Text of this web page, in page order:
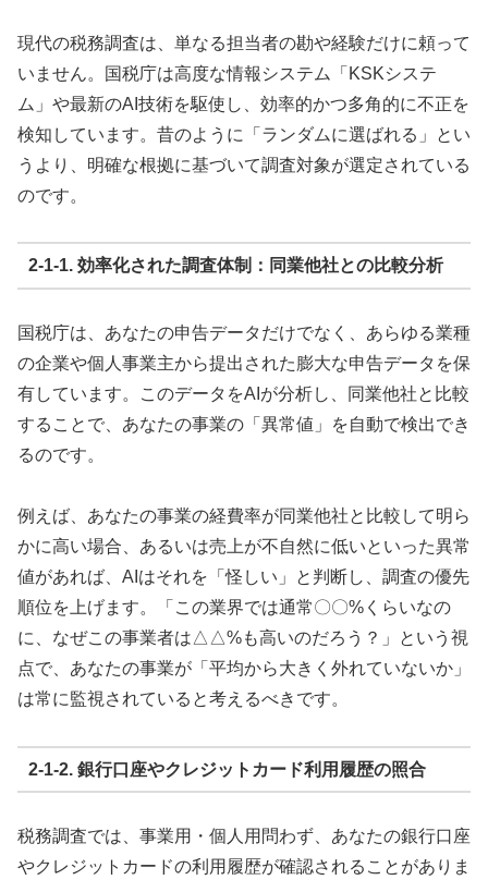
現代の税務調査は、単なる担当者の勘や経験だけに頼って
いません。国税庁は高度な情報システム「KSKシステ
ム」や最新のAI技術を駆使し、効率的かつ多角的に不正を
検知しています。昔のように「ランダムに選ばれる」とい
うより、明確な根拠に基づいて調査対象が選定されている
のです。
2-1-1. 効率化された調査体制：同業他社との比較分析
国税庁は、あなたの申告データだけでなく、あらゆる業種
の企業や個人事業主から提出された膨大な申告データを保
有しています。このデータをAIが分析し、同業他社と比較
することで、あなたの事業の「異常値」を自動で検出でき
るのです。
例えば、あなたの事業の経費率が同業他社と比較して明ら
かに高い場合、あるいは売上が不自然に低いといった異常
値があれば、AIはそれを「怪しい」と判断し、調査の優先
順位を上げます。「この業界では通常〇〇%くらいなの
に、なぜこの事業者は△△%も高いのだろう？」という視
点で、あなたの事業が「平均から大きく外れていないか」
は常に監視されていると考えるべきです。
2-1-2. 銀行口座やクレジットカード利用履歴の照合
税務調査では、事業用・個人用問わず、あなたの銀行口座
やクレジットカードの利用履歴が確認されることがありま